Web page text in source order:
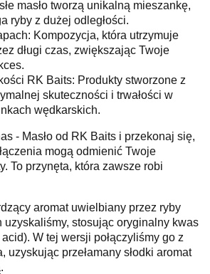
masło tworzą unikalną mieszankę,
ryby z dużej odległości.
Kompozycja, która utrzymuje
długi czas, zwiększając Twoje
RK Baits: Produkty stworzone z
skuteczności i trwałości w
wędkarskich.
- Masło od RK Baits i przekonaj się,
mogą odmienić Twoje
To przynęta, która zawsze robi
aromat uwielbiany przez ryby
uzyskaliśmy, stosując oryginalny kwas
W tej wersji połączyliśmy go z
uzyskując przełamany słodki aromat